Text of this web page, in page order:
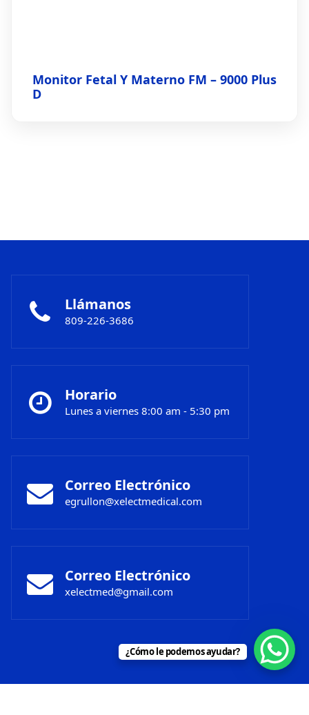
Monitor Fetal Y Materno FM – 9000 Plus
D
Llámanos
809-226-3686
Horario
Lunes a viernes 8:00 am - 5:30 pm
Correo Electrónico
egrullon@xelectmedical.com
Correo Electrónico
xelectmed@gmail.com
¿Cómo le podemos ayudar?